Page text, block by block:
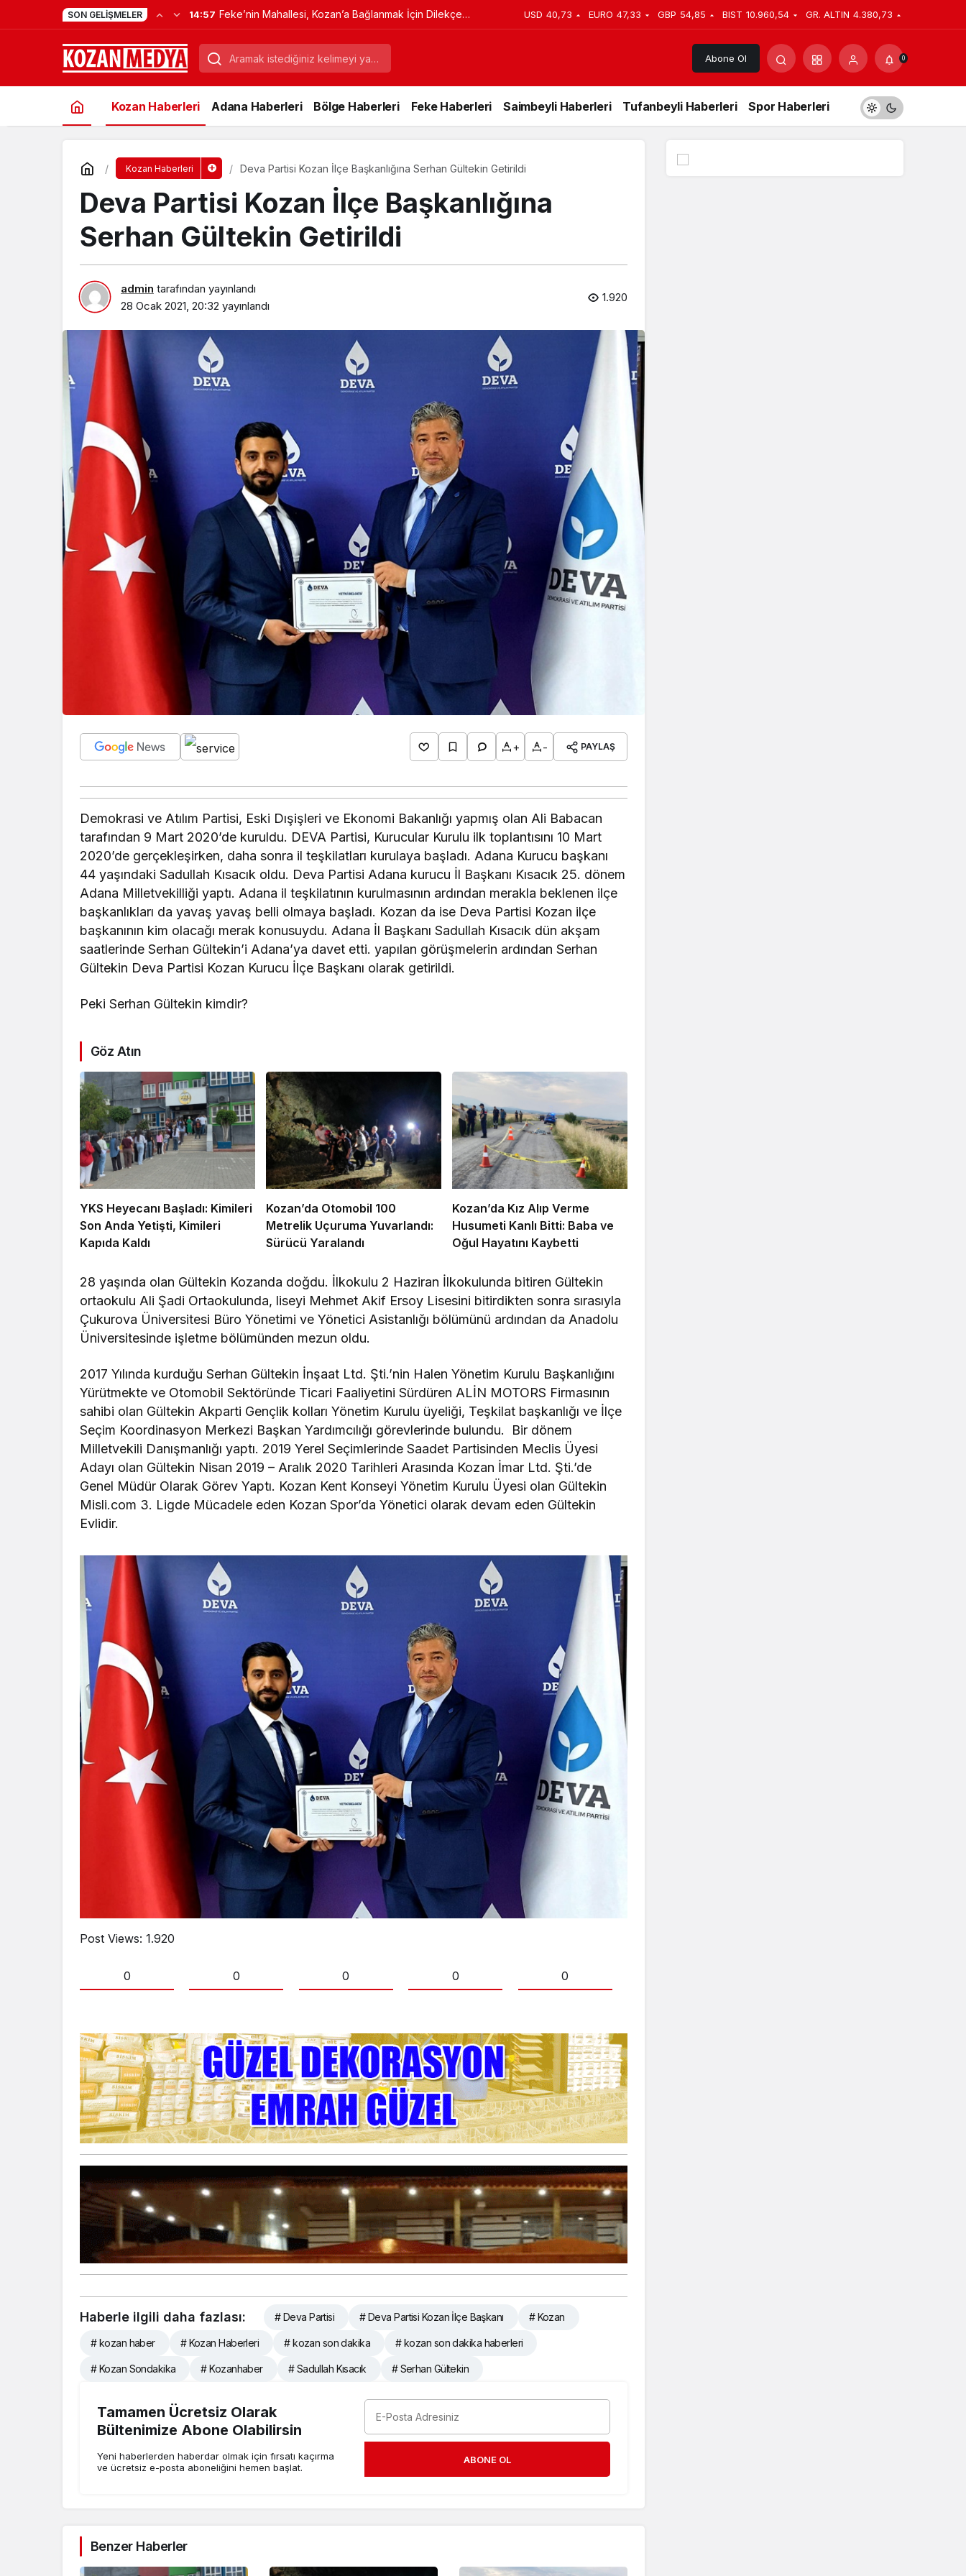
SON GELIŞMELER 11:19 YKS Heyecanı Başladı: Kimileri Son Anda Yetişti, Kimileri
Kapıda Kaldı
USD 40,73 EURO 47,33 GBP 54,85 BIST 10.960,54 GR. ALTIN 4.380,73
Abone Ol 0
Kozan Haberleri Adana Haberleri Bölge Haberleri Feke Haberleri Saimbeyli Haberleri Tufanbeyli Haberleri Spor Haberleri
Kozan Haberleri Deva Partisi Kozan İlçe Başkanlığına Serhan Gültekin Getirildi
Deva Partisi Kozan İlçe Başkanlığına
Serhan Gültekin Getirildi
admin tarafından yayınlandı
28 Ocak 2021, 20:32 yayınlandı
1.920
+ - PAYLAŞ
Demokrasi ve Atılım Partisi, Eski Dışişleri ve Ekonomi Bakanlığı yapmış olan Ali Babacan
tarafından 9 Mart 2020’de kuruldu. DEVA Partisi, Kurucular Kurulu ilk toplantısını 10 Mart
2020’de gerçekleşirken, daha sonra il teşkilatları kurulaya başladı. Adana Kurucu başkanı
44 yaşındaki Sadullah Kısacık oldu. Deva Partisi Adana kurucu İl Başkanı Kısacık 25. dönem
Adana Milletvekilliği yaptı. Adana il teşkilatının kurulmasının ardından merakla beklenen ilçe
başkanlıkları da yavaş yavaş belli olmaya başladı. Kozan da ise Deva Partisi Kozan ilçe
başkanının kim olacağı merak konusuydu. Adana İl Başkanı Sadullah Kısacık dün akşam
saatlerinde Serhan Gültekin’i Adana’ya davet etti. yapılan görüşmelerin ardından Serhan
Gültekin Deva Partisi Kozan Kurucu İlçe Başkanı olarak getirildi.
Peki Serhan Gültekin kimdir?
Göz Atın
YKS Heyecanı Başladı: Kimileri
Son Anda Yetişti, Kimileri
Kapıda Kaldı
Kozan’da Otomobil 100
Metrelik Uçuruma Yuvarlandı:
Sürücü Yaralandı
Kozan’da Kız Alıp Verme
Husumeti Kanlı Bitti: Baba ve
Oğul Hayatını Kaybetti
28 yaşında olan Gültekin Kozanda doğdu. İlkokulu 2 Haziran İlkokulunda bitiren Gültekin
ortaokulu Ali Şadi Ortaokulunda, liseyi Mehmet Akif Ersoy Lisesini bitirdikten sonra sırasıyla
Çukurova Üniversitesi Büro Yönetimi ve Yönetici Asistanlığı bölümünü ardından da Anadolu
Üniversitesinde işletme bölümünden mezun oldu.
2017 Yılında kurduğu Serhan Gültekin İnşaat Ltd. Şti.’nin Halen Yönetim Kurulu Başkanlığını
Yürütmekte ve Otomobil Sektöründe Ticari Faaliyetini Sürdüren ALİN MOTORS Firmasının
sahibi olan Gültekin Akparti Gençlik kolları Yönetim Kurulu üyeliği, Teşkilat başkanlığı ve İlçe
Seçim Koordinasyon Merkezi Başkan Yardımcılığı görevlerinde bulundu. Bir dönem
Milletvekili Danışmanlığı yaptı. 2019 Yerel Seçimlerinde Saadet Partisinden Meclis Üyesi
Adayı olan Gültekin Nisan 2019 – Aralık 2020 Tarihleri Arasında Kozan İmar Ltd. Şti.’de
Genel Müdür Olarak Görev Yaptı. Kozan Kent Konseyi Yönetim Kurulu Üyesi olan Gültekin
Misli.com 3. Ligde Mücadele eden Kozan Spor’da Yönetici olarak devam eden Gültekin
Evlidir.
Post Views: 1.920
0 0 0 0 0
Haberle ilgili daha fazlası: # Deva Partisi # Deva Partisi Kozan İlçe Başkanı # Kozan
# kozan haber # Kozan Haberleri # kozan son dakika # kozan son dakika haberleri
# Kozan Sondakika # Kozanhaber # Sadullah Kısacık # Serhan Gültekin
Tamamen Ücretsiz Olarak
Bültenimize Abone Olabilirsin
Yeni haberlerden haberdar olmak için fırsatı kaçırma
ve ücretsiz e-posta aboneliğini hemen başlat.
ABONE OL
Benzer Haberler